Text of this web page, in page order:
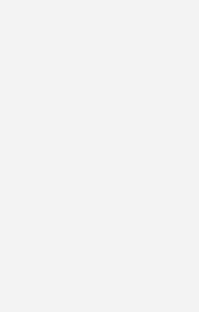
Hersteller Dickies eine